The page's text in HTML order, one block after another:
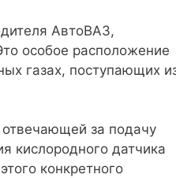
АвтоВАЗ,
особое расположение
газах, поступающих
отвечающей за подачу
кислородного датчика
конкретного